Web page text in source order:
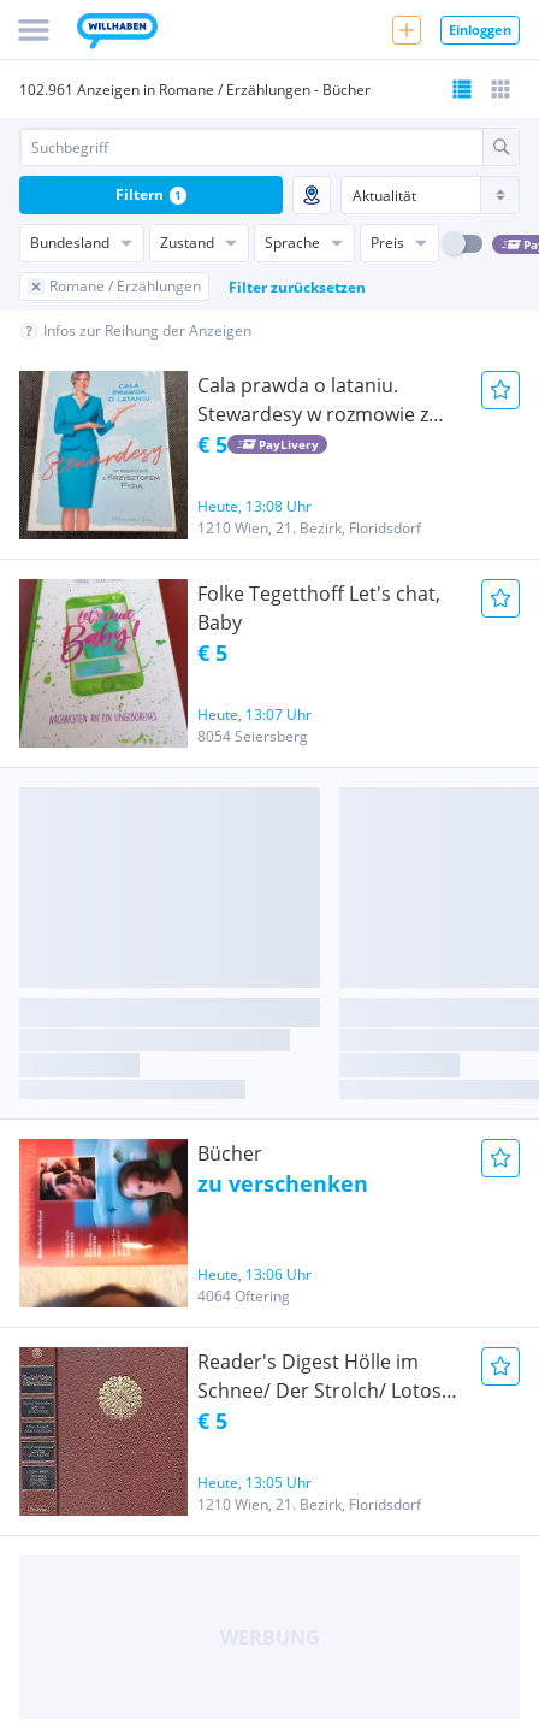
Einloggen
102.961 Anzeigen in Romane / Erzählungen - Bücher
Bundesland Zustand Sprache Preis
Romane / Erzählungen Filter zurücksetzen
Filtern 1
Infos zur Reihung der Anzeigen
Cala prawda o lataniu.
Stewardesy w rozmowie z
Krzysztofem Pyzia/ auf
€ 5 PayLivery
Heute, 13:08 Uhr
1210 Wien, 21. Bezirk, Floridsdorf
Folke Tegetthoff Let's chat,
Baby
€ 5
Heute, 13:07 Uhr
8054 Seiersberg
Bücher
zu verschenken
Heute, 13:06 Uhr
4064 Oftering
Reader's Digest Hölle im
Schnee/ Der Strolch/ Lotos
und Asche/ Ein Ort namens
€ 5
Heute, 13:05 Uhr
1210 Wien, 21. Bezirk, Floridsdorf